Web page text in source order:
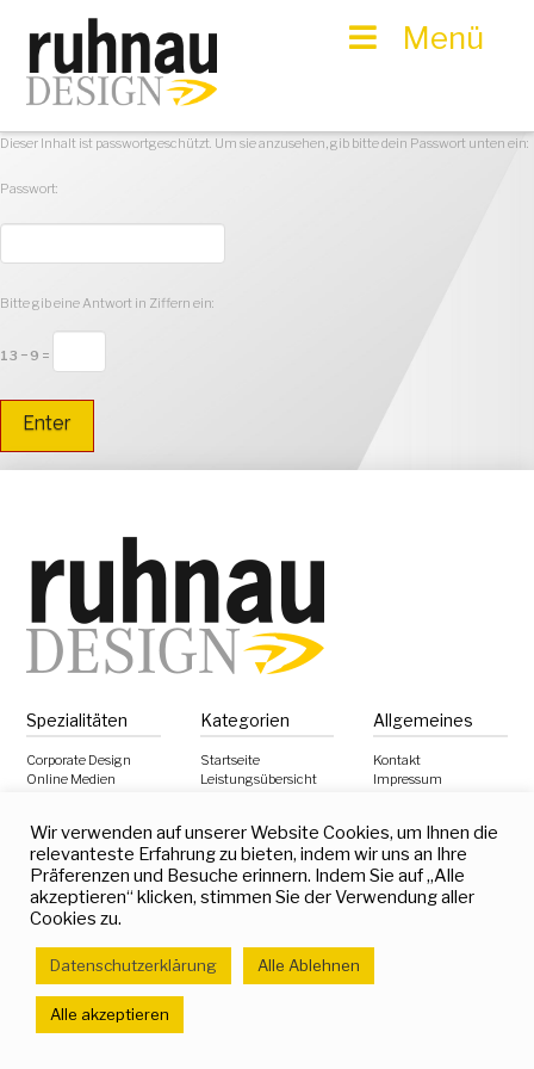
Menü
Dieser Inhalt ist passwortgeschützt. Um sie anzusehen, gib bitte dein Passwort unten ein:
Passwort:
Bitte gib eine Antwort in Ziffern ein:
13 − 9 =
Spezialitäten
Corporate Design
Online Medien
Virtual Design
Crossmedien
Kategorien
Startseite
Leistungsübersicht
Referenzen
Empfehlungen
Kunden
Allgemeines
Kontakt
Impressum
Qualifikationen
Skills
Ihr Mediendesigner
Wir verwenden auf unserer Website Cookies, um Ihnen die
relevanteste Erfahrung zu bieten, indem wir uns an Ihre
Präferenzen und Besuche erinnern. Indem Sie auf „Alle
akzeptieren“ klicken, stimmen Sie der Verwendung aller
Cookies zu.
Datenschutzerklärung Alle Ablehnen
Alle akzeptieren